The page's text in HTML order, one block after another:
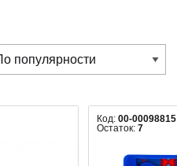
Код:00-00098815
Остаток:7